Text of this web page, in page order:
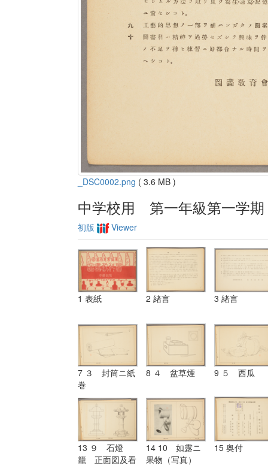
_DSC0002.png ( 3.6 MB )
中学校用 第一年級第一学期
初版 Viewer
1 表紙 2 緒言 3 緒言
7 ３ 封筒ニ紙
巻
8 ４ 盆草煙 9 ５ 西瓜
13 ９ 石燈
籠 正面図及看
14 10 如露ニ
果物（写真）
15 奥付